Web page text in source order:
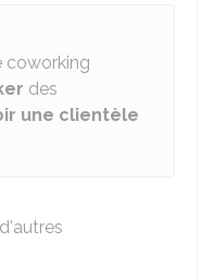
coworking
des
une clientèle